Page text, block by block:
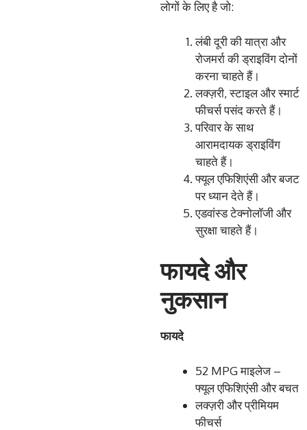
लोगों के लिए है जो:
लंबी दूरी की यात्रा और
रोजमर्रा की ड्राइविंग दोनों
करना चाहते हैं।
लक्ज़री, स्टाइल और स्मार्ट
फीचर्स पसंद करते हैं।
परिवार के साथ
आरामदायक ड्राइविंग
चाहते हैं।
फ्यूल एफिशिएंसी और बजट
पर ध्यान देते हैं।
एडवांस्ड टेक्नोलॉजी और
सुरक्षा चाहते हैं।
फायदे और
नुकसान
फायदे
52 MPG माइलेज –
फ्यूल एफिशिएंसी और बचत
लक्ज़री और प्रीमियम
फीचर्स